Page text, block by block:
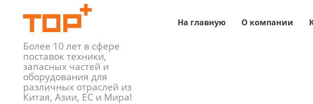
На главную О компании
Более 10 лет в сфере
поставок техники,
запасных частей и
оборудования для
различных отраслей из
Китая, Азии, ЕС и Мира!